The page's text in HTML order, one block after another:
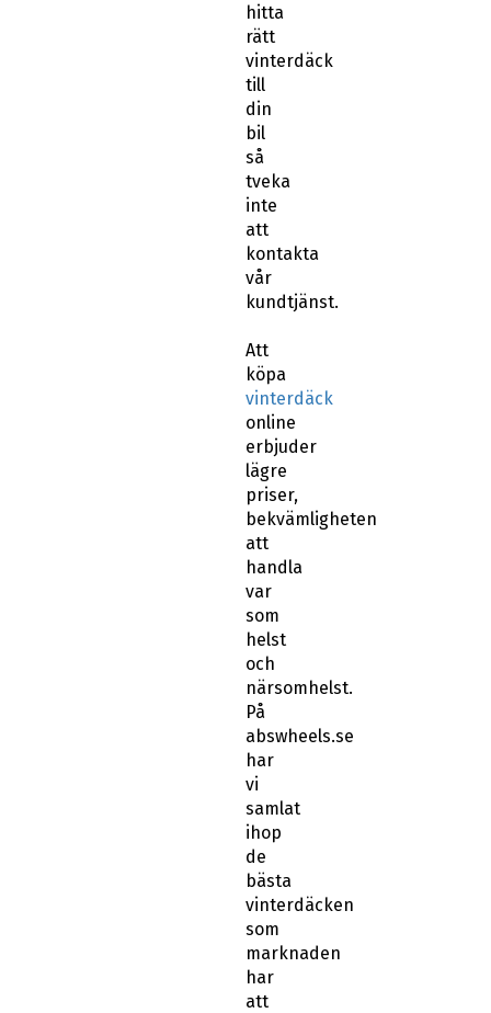
hitta
rätt
vinterdäck
till
din
bil
så
tveka
inte
att
kontakta
vår
kundtjänst.
Att
köpa
vinterdäck
online
erbjuder
lägre
priser,
bekvämligheten
att
handla
var
som
helst
och
närsomhelst.
På
abswheels.se
har
vi
samlat
ihop
de
bästa
vinterdäcken
som
marknaden
har
att